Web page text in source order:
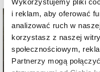
i reklam, aby oferować
analizować ruch w
korzystasz z naszej
społecznościowym,
Partnerzy mogą